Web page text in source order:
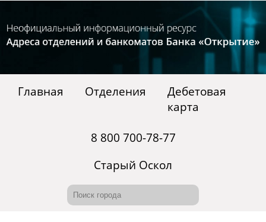
Главная Отделения
Дебетовая
карта
8 800 700-78-77
Старый Оскол